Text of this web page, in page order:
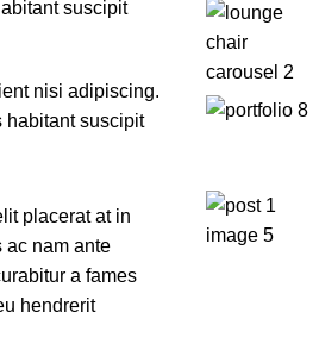
suscipit
nisi adipiscing.
habitant suscipit
placerat at in
ac nam ante
a fames
hendrerit